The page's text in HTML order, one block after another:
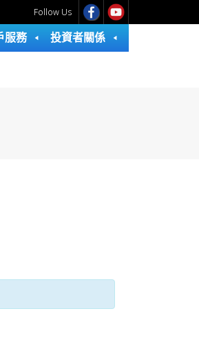
Follow Us
服務 投資者關係